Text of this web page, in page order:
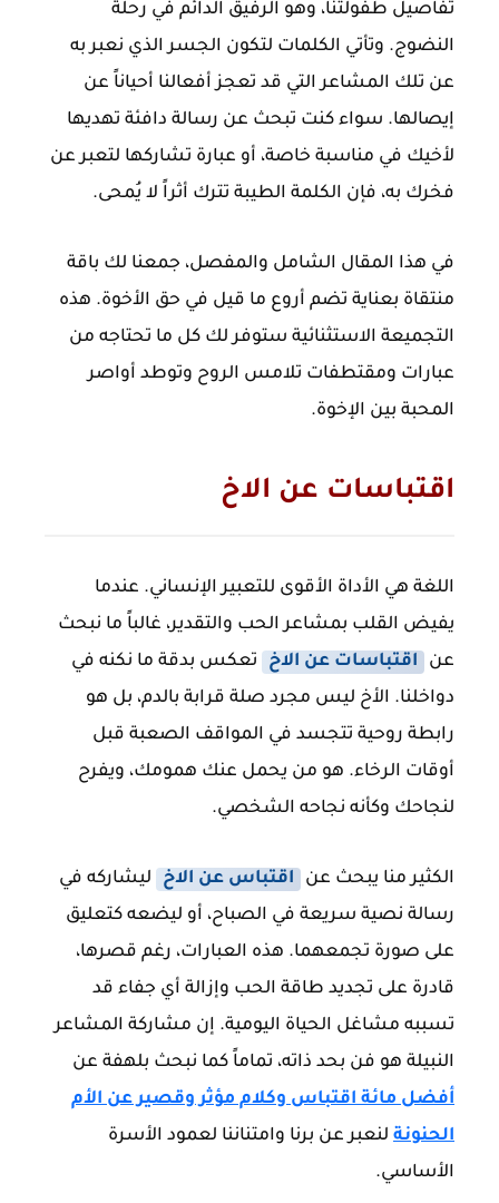
تفاصيل طفولتنا، وهو الرفيق الدائم في رحلة
النضوج. وتأتي الكلمات لتكون الجسر الذي نعبر به
عن تلك المشاعر التي قد تعجز أفعالنا أحياناً عن
إيصالها. سواء كنت تبحث عن رسالة دافئة تهديها
لأخيك في مناسبة خاصة، أو عبارة تشاركها لتعبر عن
فخرك به، فإن الكلمة الطيبة تترك أثراً لا يُمحى.
في هذا المقال الشامل والمفصل، جمعنا لك باقة
منتقاة بعناية تضم أروع ما قيل في حق الأخوة. هذه
التجميعة الاستثنائية ستوفر لك كل ما تحتاجه من
عبارات ومقتطفات تلامس الروح وتوطد أواصر
المحبة بين الإخوة.
اقتباسات عن الاخ
اللغة هي الأداة الأقوى للتعبير الإنساني. عندما
يفيض القلب بمشاعر الحب والتقدير، غالباً ما نبحث
عن
اقتباسات عن الاخ
تعكس بدقة ما نكنه في
دواخلنا. الأخ ليس مجرد صلة قرابة بالدم، بل هو
رابطة روحية تتجسد في المواقف الصعبة قبل
أوقات الرخاء. هو من يحمل عنك همومك، ويفرح
لنجاحك وكأنه نجاحه الشخصي.
الكثير منا يبحث عن اقتباس عن الاخ
ليشاركه في
رسالة نصية سريعة في الصباح، أو ليضعه كتعليق
على صورة تجمعهما. هذه العبارات، رغم قصرها،
قادرة على تجديد طاقة الحب وإزالة أي جفاء قد
تسببه مشاغل الحياة اليومية. إن مشاركة المشاعر
النبيلة هو فن بحد ذاته، تماماً كما نبحث بلهفة عن
أفضل مائة اقتباس وكلام مؤثر وقصير عن الأم
الحنونة لنعبر عن برنا وامتناننا لعمود الأسرة
الأساسي.